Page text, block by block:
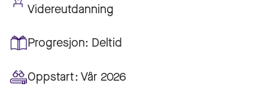
Videreutdanning
Progresjon: Deltid
Oppstart:Vår 2026